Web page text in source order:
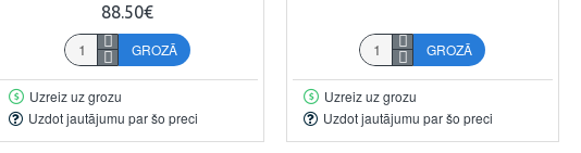
88.50€
GROZĀ
Uzreiz uz grozu
Uzdot jautājumu par šo preci
GROZĀ
Uzreiz uz grozu
Uzdot jautājumu par šo preci